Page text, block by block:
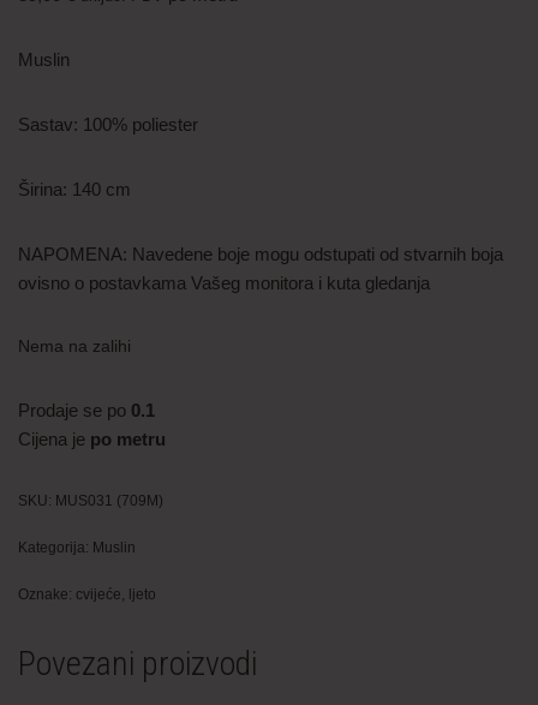
Muslin
Sastav: 100% poliester
Širina: 140 cm
NAPOMENA: Navedene boje mogu odstupati od stvarnih boja
ovisno o postavkama Vašeg monitora i kuta gledanja
Nema na zalihi
Prodaje se po 0.1
Cijena je po metru
SKU: MUS031 (709M)
Kategorija: Muslin
Oznake: cvijeće, ljeto
Povezani proizvodi